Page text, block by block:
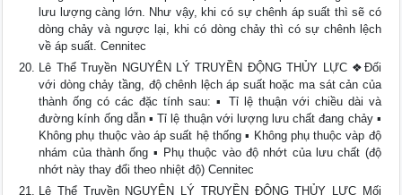
lưu lượng càng lớn. Như vậy, khi có sự chênh áp suất thì sẽ có
dòng chảy và ngược lại, khi có dòng chảy thì có sự chênh lệch
về áp suất. Cennitec
Lê Thể Truyền NGUYÊN LÝ TRUYỀN ĐỘNG THỦY LỰC ❖Đối
với dòng chảy tầng, độ chênh lệch áp suất hoặc ma sát cản của
thành ống có các đặc tính sau: ▪ Tỉ lệ thuận với chiều dài và
đường kính ống dẫn ▪ Tỉ lệ thuận với lượng lưu chất đang chảy ▪
Không phụ thuộc vào áp suất hệ thống ▪ Không phụ thuộc vàp độ
nhám của thành ống ▪ Phụ thuộc vào độ nhớt của lưu chất (độ
nhớt này thay đổi theo nhiệt độ) Cennitec
Lê Thể Truyền NGUYÊN LÝ TRUYỀN ĐỘNG THỦY LỰC Mối